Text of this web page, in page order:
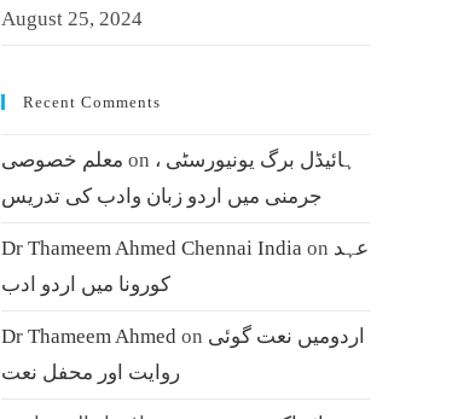
August 25, 2024
Recent Comments
معلم خصوصی on ہائیڈل برگ یونیورسٹی ،
جرمنی میں اردو زبان وادب کی تدریس
Dr Thameem Ahmed Chennai India on عہد
کورونا میں اردو ادب
Dr Thameem Ahmed on اردومیں نعت گوئی
روایت اور محفل نعت